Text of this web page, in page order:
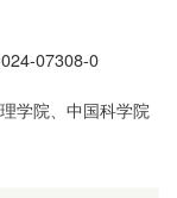
07308-0
学院、中国科学院